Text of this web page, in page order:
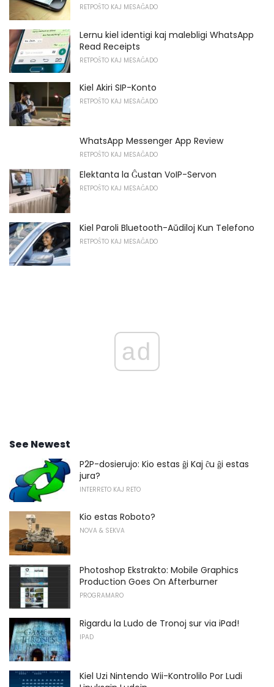
RETPOŜTO KAJ MESAĜADO
Lernu kiel identigi kaj malebligi WhatsApp
Read Receipts
RETPOŜTO KAJ MESAĜADO
Kiel Akiri SIP-Konto
RETPOŜTO KAJ MESAĜADO
WhatsApp Messenger App Review
RETPOŜTO KAJ MESAĜADO
Elektanta la Ĝustan VoIP-Servon
RETPOŜTO KAJ MESAĜADO
Kiel Paroli Bluetooth-Aŭdiloj Kun Telefono
RETPOŜTO KAJ MESAĜADO
ad
See Newest
P2P-dosierujo: Kio estas ĝi Kaj ĉu ĝi estas
jura?
INTERRETO KAJ RETO
Kio estas Roboto?
NOVA & SEKVA
Photoshop Ekstrakto: Mobile Graphics
Production Goes On Afterburner
PROGRAMARO
Rigardu la Ludo de Tronoj sur via iPad!
IPAD
Kiel Uzi Nintendo Wii-Kontrolilo Por Ludi